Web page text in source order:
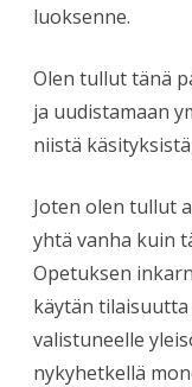
luoksenne.
Olen tullut tänä
ja uudistamaan
niistä
Joten olen tullut
yhtä vanha kuin
Opetuksen
käytän
valistuneelle
nykyhetkellä